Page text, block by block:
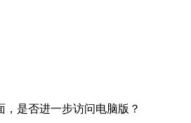
是否进一步访问电脑版？